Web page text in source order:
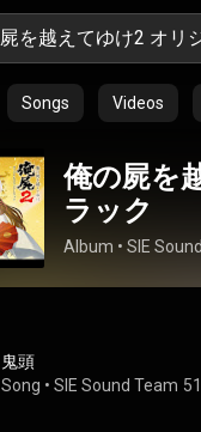
Songs Videos
俺の屍を
ラック
Album • SIE
鬼頭
Song • SIE Sound Team